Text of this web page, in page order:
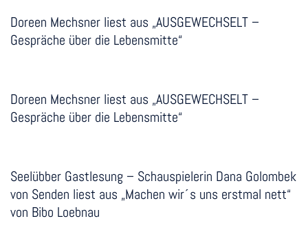
Doreen Mechsner liest aus „AUSGEWECHSELT –
Gespräche über die Lebensmitte“
Doreen Mechsner liest aus „AUSGEWECHSELT –
Gespräche über die Lebensmitte“
Seelübber Gastlesung – Schauspielerin Dana Golombek
von Senden liest aus „Machen wir´s uns erstmal nett“
von Bibo Loebnau